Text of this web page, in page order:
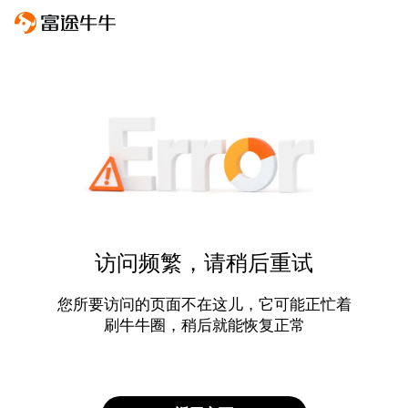
访问频繁，请稍后重试
您所要访问的页面不在这儿，它可能正忙着
刷牛牛圈，稍后就能恢复正常